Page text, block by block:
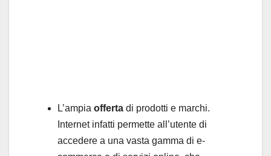
L’ampia offerta di prodotti e marchi.
Internet infatti permette all’utente di
accedere a una vasta gamma di e-